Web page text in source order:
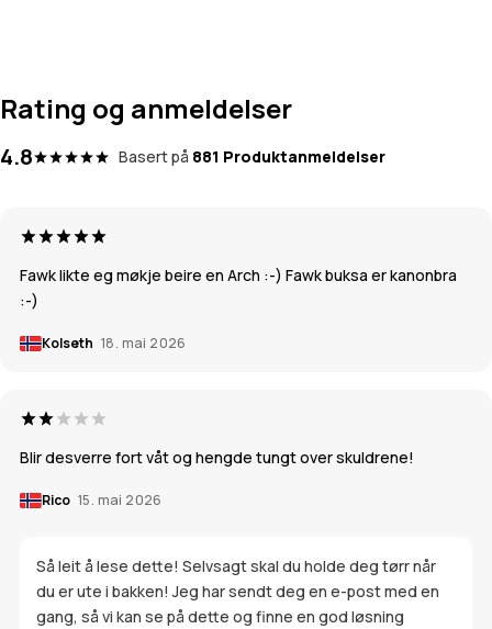
Rating og anmeldelser
4.8 Basert på 881 Produktanmeldelser
Fawk likte eg møkje beire en Arch :-) Fawk buksa er kanonbra
:-)
Kolseth 18. mai 2026
Blir desverre fort våt og hengde tungt over skuldrene!
Rico 15. mai 2026
Så leit å lese dette! Selvsagt skal du holde deg tørr når
du er ute i bakken! Jeg har sendt deg en e-post med en
gang, så vi kan se på dette og finne en god løsning